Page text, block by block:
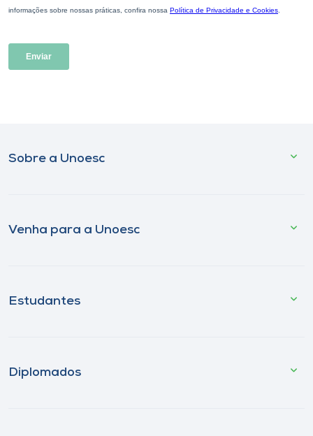
Sobre a Unoesc
Venha para a Unoesc
Estudantes
Diplomados